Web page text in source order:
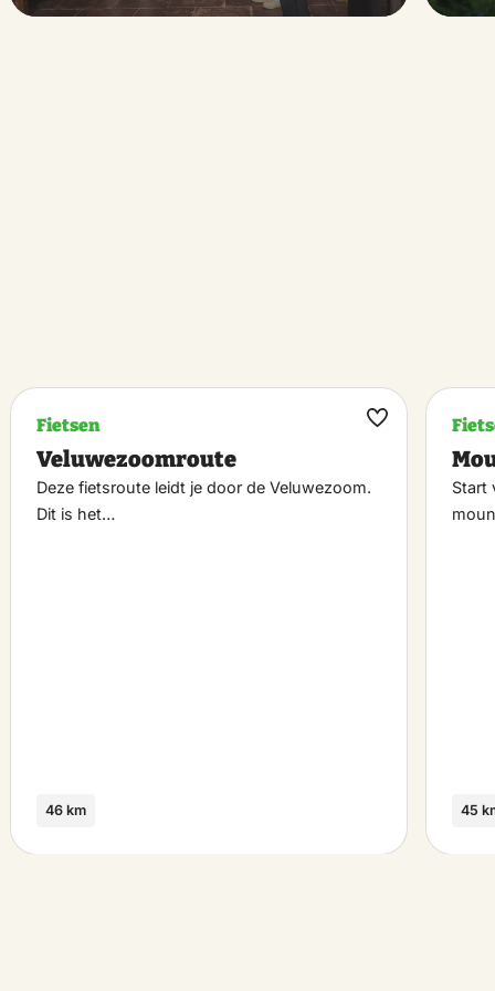
Fietsen
Veluwezoomroute
Deze fietsroute leidt je door de Veluwezoom.
Dit is het…
46 km
Maak
Start
45